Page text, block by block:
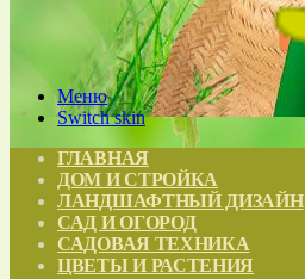
Меню
Switch skin
ГЛАВНАЯ
ДОМ И СТРОЙКА
ЛАНДШАФТНЫЙ ДИЗАЙН
САД И ОГОРОД
САДОВАЯ ТЕХНИКА
ЦВЕТЫ И РАСТЕНИЯ